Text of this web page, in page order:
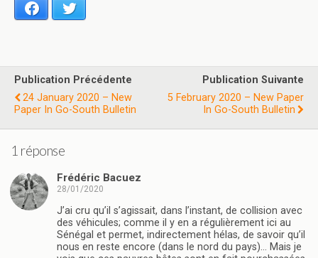
Facebook
Publication Précédente
24 January 2020 – New
Paper In Go-South Bulletin
Publication Suivante
5 February 2020 – New Paper
In Go-South Bulletin
1 réponse
Frédéric Bacuez
28/01/2020
J’ai cru qu’il s’agissait, dans l’instant, de collision avec
des véhicules; comme il y en a régulièrement ici au
Sénégal et permet, indirectement hélas, de savoir qu’il
nous en reste encore (dans le nord du pays)… Mais je